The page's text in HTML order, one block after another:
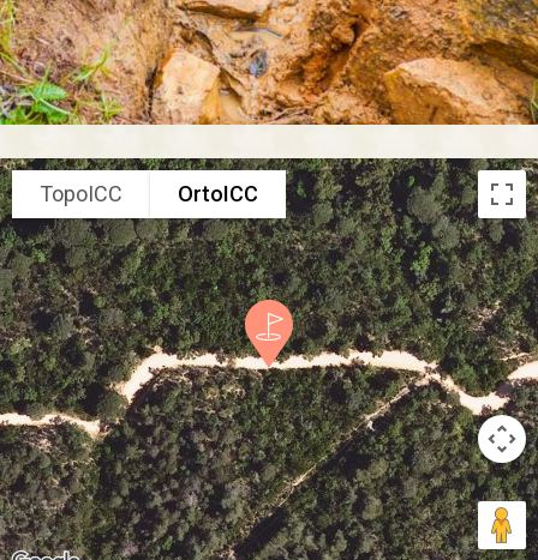
TopoICC OrtoICC